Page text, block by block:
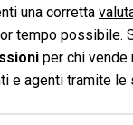
una corretta
tempo possibile.
per chi vende
e agenti tramite le